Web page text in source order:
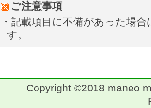
ご注意事項
・記載項目に不備があった場
す。
Copyright ©2018 maneo